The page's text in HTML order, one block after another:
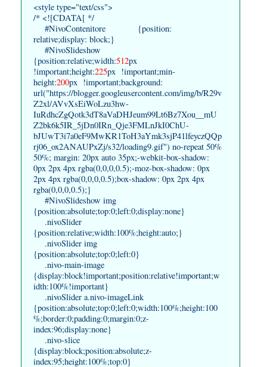
<style type="text/css">
/* <![CDATA[ */
#NivoContenitore {position:
relative;display: block;}
#NivoSlideshow
{position:relative;width:512px
!important;height:225px !important;min-
height:200px !important;background:
url("https://blogger.googleusercontent.com/img/b/R29v
Z2xl/AVvXsEiWoLzu3hw-
IuRdhcZgQotk3dT8aVaDHJeum99Lt6Bz7Xou__mU
Z2bk6k5IR_5jDn0IRn_Qje3FMLnJkI0ChU-
bJUwT3i7a0eF9MwKR1ToH3aYmk3sjP41lfeyczQQp
rj06_ox2ANAUPxZj/s32/loading9.gif") no-repeat 50%
50%; margin: 20px auto 35px;-webkit-box-shadow:
0px 2px 4px rgba(0,0,0,0.5);-moz-box-shadow: 0px
2px 4px rgba(0,0,0,0.5);box-shadow: 0px 2px 4px
rgba(0,0,0,0.5);}
#NivoSlideshow img
{position:absolute;top:0;left:0;display:none}
.nivoSlider
{position:relative;width:100%;height:auto;}
.nivoSlider img
{position:absolute;top:0;left:0}
.nivo-main-image
{display:block!important;position:relative!important;w
idth:100%!important}
.nivoSlider a.nivo-imageLink
{position:absolute;top:0;left:0;width:100%;height:100
%;border:0;padding:0;margin:0;z-
index:96;display:none}
.nivo-slice
{display:block;position:absolute;z-
index:95;height:100%;top:0}